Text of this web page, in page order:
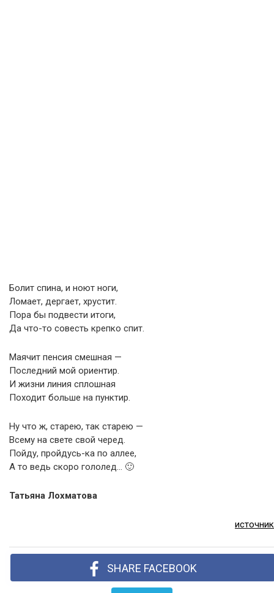
Болит спина, и ноют ноги,
Ломает, дергает, хрустит.
Пора бы подвести итоги,
Да что-то совесть крепко спит.
Маячит пенсия смешная —
Последний мой ориентир.
И жизни линия сплошная
Походит больше на пунктир.
Ну что ж, старею, так старею —
Всему на свете свой черед.
Пойду, пройдусь-ка по аллее,
А то ведь скоро гололед… 🙂
Татьяна Лохматова
источник
SHARE FACEBOOK